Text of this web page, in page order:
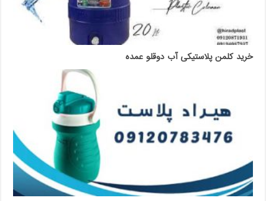
خرید کلمن پلاستیکی آب دوقلو عمده